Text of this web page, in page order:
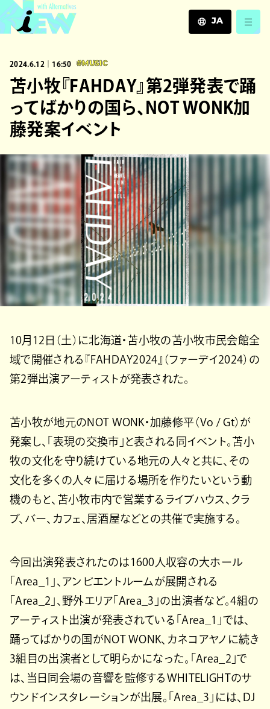
JA
ZH
2024.6.12｜16:50 #MUSIC
苫小牧『FAHDAY』第2弾発表で踊
ってばかりの国ら、NOT WONK加
藤発案イベント
10月12日（土）に北海道・苫小牧の苫小牧市民会館全
域で開催される『FAHDAY2024』（ファーデイ2024）の
第2弾出演アーティストが発表された。
苫小牧が地元のNOT WONK・加藤修平（Vo / Gt）が
発案し、「表現の交換市」と表される同イベント。苫小
牧の文化を守り続けている地元の人々と共に、その
文化を多くの人々に届ける場所を作りたいという動
機のもと、苫小牧市内で営業するライブハウス、クラ
ブ、バー、カフェ、居酒屋などとの共催で実施する。
今回出演発表されたのは1600人収容の大ホール
「Area_1」、アンビエントルームが展開される
「Area_2」、野外エリア「Area_3」の出演者など。4組の
アーティスト出演が発表されている「Area_1」では、
踊ってばかりの国がNOT WONK、カネコアヤノに続き
3組目の出演者として明らかになった。「Area_2」で
は、当日同会場の音響を監修するWHITELIGHTのサ
ウンドインスタレーションが出展。「Area_3」には、DJ